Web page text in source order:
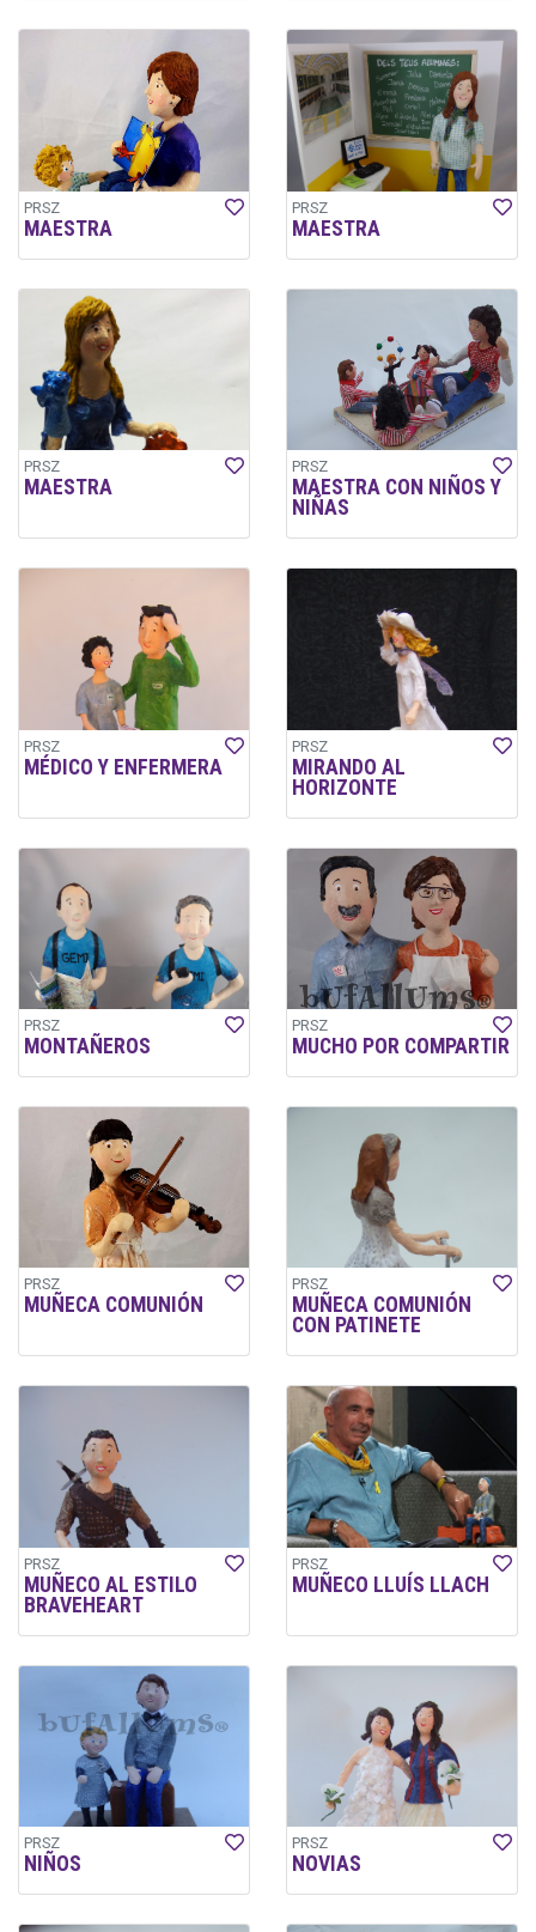
PRSZ
MAESTRA
PRSZ
MAESTRA
PRSZ
MAESTRA
PRSZ
MAESTRA CON NIÑOS Y
NIÑAS
PRSZ
MÉDICO Y ENFERMERA
PRSZ
MIRANDO AL
HORIZONTE
PRSZ
MONTAÑEROS
PRSZ
MUCHO POR COMPARTIR
PRSZ
MUÑECA COMUNIÓN
PRSZ
MUÑECA COMUNIÓN
CON PATINETE
PRSZ
MUÑECO AL ESTILO
BRAVEHEART
PRSZ
MUÑECO LLUÍS LLACH
PRSZ
NIÑOS
PRSZ
NOVIAS